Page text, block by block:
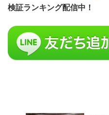
検証ランキング配信中！